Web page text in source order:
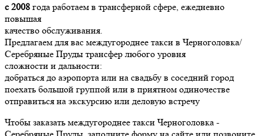
с 2008 года работаем в трансферной сфере, ежедневно
повышая
качество обслуживания.
Предлагаем для вас междугороднее такси в Черноголовка/
Серебряные Пруды трансфер любого уровня
сложности и дальности:
добраться до аэропорта или на свадьбу в соседний город
поехать большой группой или в приятном одиночестве
отправиться на экскурсию или деловую встречу
Чтобы заказать междугороднее такси Черноголовка -